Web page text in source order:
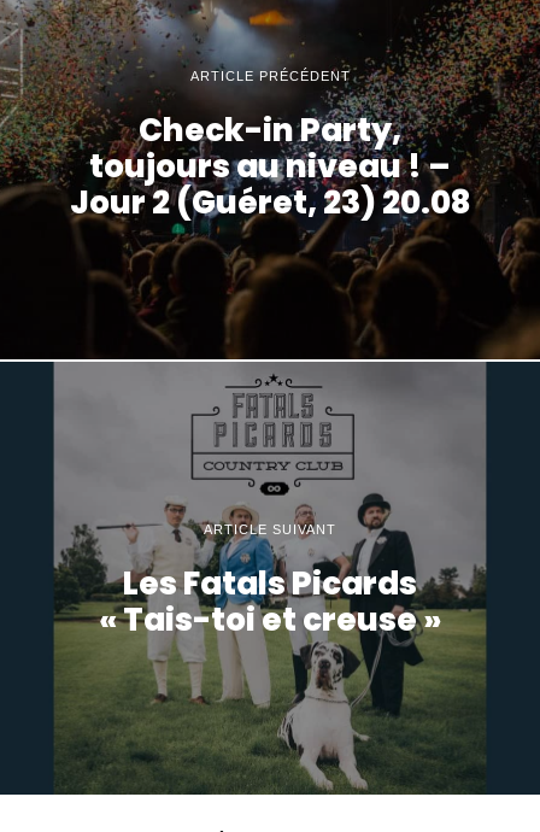
ARTICLE PRÉCÉDENT
Check-in Party,
toujours au niveau ! –
Jour 2 (Guéret, 23) 20.08
ARTICLE SUIVANT
Les Fatals Picards
« Tais-toi et creuse »